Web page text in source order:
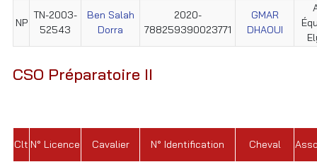
NP
TN-2003-
52543
Ben Salah
Dorra
2020-
788259390023771
GMAR
DHAOUI
CSO Préparatoire II
Clt N° Licence Cavalier N° Identification Cheval